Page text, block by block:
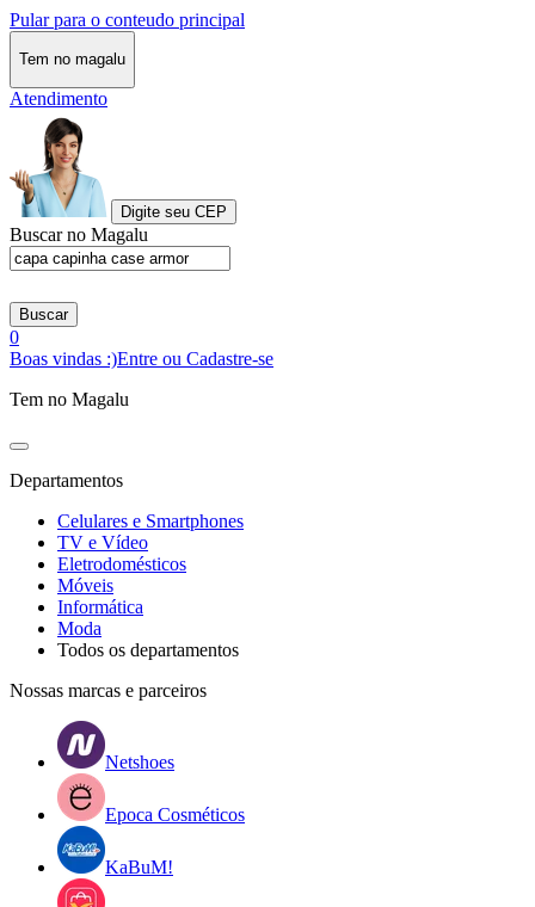
Pular para o conteudo principal
Tem no magalu
Atendimento
Digite seu CEP
Buscar no Magalu
Buscar
0
Boas vindas :)Entre ou Cadastre-se
Tem no Magalu
Departamentos
Celulares e Smartphones
TV e Vídeo
Eletrodomésticos
Móveis
Informática
Moda
Todos os departamentos
Nossas marcas e parceiros
Netshoes
Epoca Cosméticos
KaBuM!